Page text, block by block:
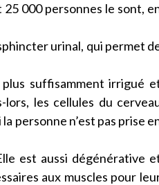
000 personnes le sont,
urinal, qui permet
suffisamment irrigué
lors, les cellules du
personne n’est pas prise
est aussi dégénérative
aux muscles pour